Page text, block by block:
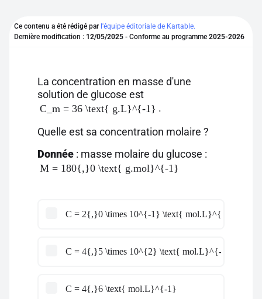
Se connecter
Pour profiter de 10 contenus offerts.
Ce contenu a été rédigé par l'équipe éditoriale de Kartable.
Dernière modification : 12/05/2025 - Conforme au programme 2025-2026
La concentration en masse d'une
solution de glucose est
C_m = 36 \text{ g.L}^{-1} .
Quelle est sa concentration molaire ?
Donnée : masse molaire du glucose :
M = 180{,}0 \text{ g.mol}^{-1}
C = 2{,}0 \times 10^{-1} \text{ mol.L}^{-1}
C = 4{,}5 \times 10^{2} \text{ mol.L}^{-1}
C = 4{,}6 \text{ mol.L}^{-1}